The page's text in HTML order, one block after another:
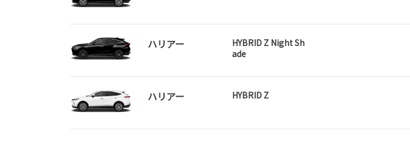
ハリアー
HYBRID Z Night Sh
ade
ハリアー HYBRID Z